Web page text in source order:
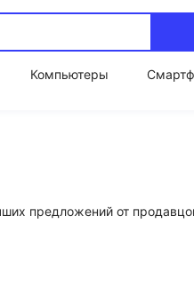
Компьютеры
предложений от